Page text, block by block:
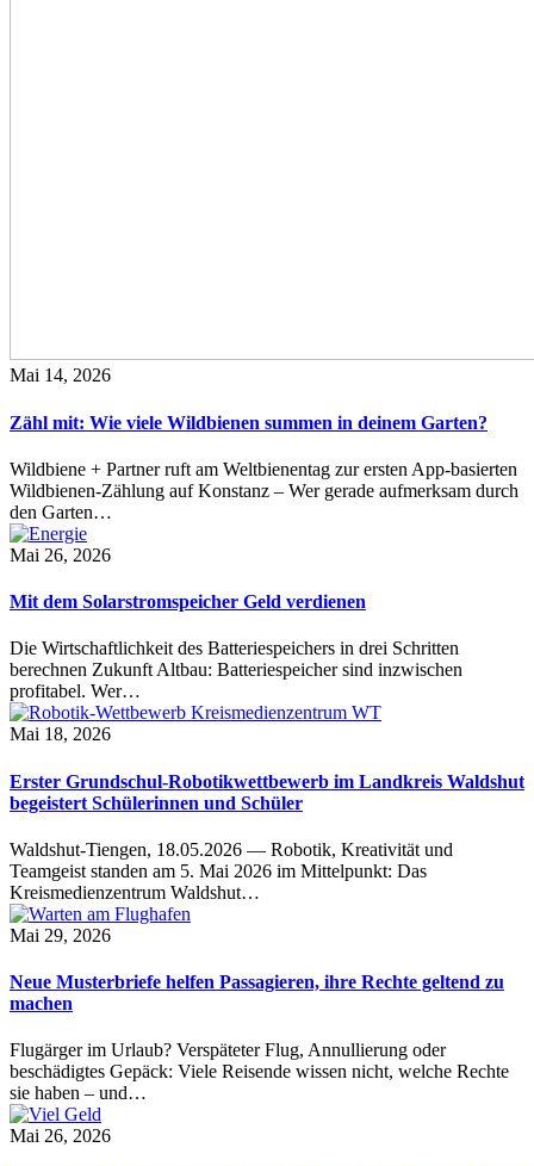
Mai 14, 2026
Zähl mit: Wie viele Wildbienen summen in deinem Garten?
Wildbiene + Partner ruft am Weltbienentag zur ersten App-basierten
Wildbienen-Zählung auf Konstanz – Wer gerade aufmerksam durch
den Garten…
Mai 26, 2026
Mit dem Solarstromspeicher Geld verdienen
Die Wirtschaftlichkeit des Batteriespeichers in drei Schritten
berechnen Zukunft Altbau: Batteriespeicher sind inzwischen
profitabel. Wer…
Mai 18, 2026
Erster Grundschul-Robotikwettbewerb im Landkreis Waldshut
begeistert Schülerinnen und Schüler
Waldshut-Tiengen, 18.05.2026 — Robotik, Kreativität und
Teamgeist standen am 5. Mai 2026 im Mittelpunkt: Das
Kreismedienzentrum Waldshut…
Mai 29, 2026
Neue Musterbriefe helfen Passagieren, ihre Rechte geltend zu
machen
Flugärger im Urlaub? Verspäteter Flug, Annullierung oder
beschädigtes Gepäck: Viele Reisende wissen nicht, welche Rechte
sie haben – und…
Mai 26, 2026